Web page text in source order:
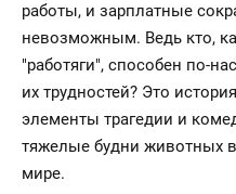
работы, и зарплатные
невозможным. Ведь кто,
"работяги", способен по-
их трудностей? Это
элементы трагедии и
тяжелые будни животных
мире.